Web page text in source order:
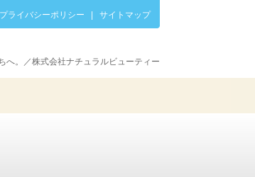
プライバシーポリシー サイトマップ
へ。／株式会社ナチュラルビューティー